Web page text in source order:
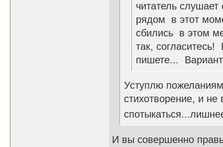
читатель
рядом в этот
сбились в этом
так,
пишете...
Уступлю
стихотворение, и
И вы совершенно